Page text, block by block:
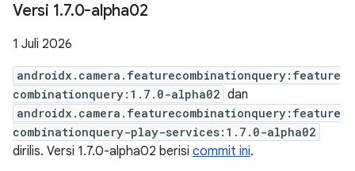
Versi 1.7.0-alpha02
1 Juli 2026
androidx.camera.featurecombinationquery:feature
combinationquery:1.7.0-alpha02 dan
androidx.camera.featurecombinationquery:feature
combinationquery-play-services:1.7.0-alpha02
dirilis. Versi 1.7.0-alpha02 berisi commit ini.